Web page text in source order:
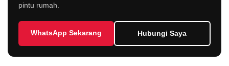
pintu rumah.
WhatsApp Sekarang Hubungi Saya